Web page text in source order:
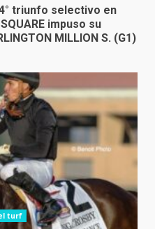
triunfo selectivo en
impuso su
MILLION S. (G1)
turf